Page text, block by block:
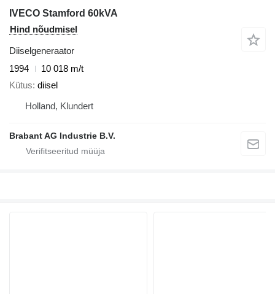
IVECO Stamford 60kVA
Hind nõudmisel
Diiselgeneraator
1994
10 018 m/t
Kütus diisel
Holland, Klundert
Brabant AG Industrie B.V.